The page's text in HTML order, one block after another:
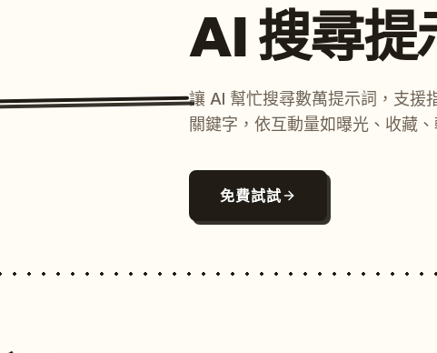
AI 搜尋提
讓 AI 幫忙搜尋數萬提示詞，支援
關鍵字，依互動量如曝光、收藏、
免費試試